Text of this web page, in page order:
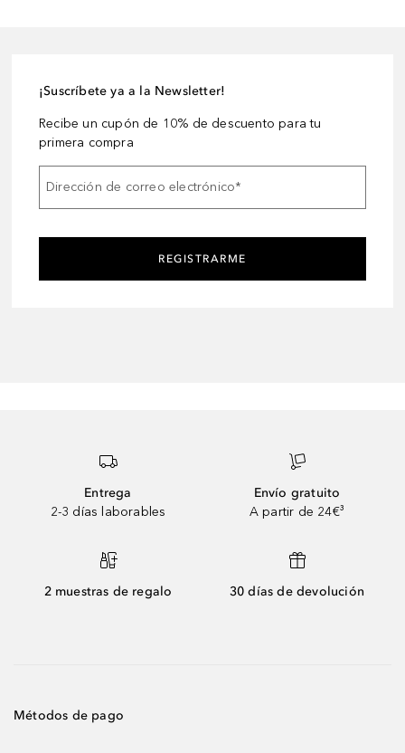
¡Suscríbete ya a la Newsletter!
Recibe un cupón de 10% de descuento para tu
primera compra
Dirección de correo electrónico*
REGISTRARME
Entrega
2-3 días laborables
Envío gratuito
A partir de 24€³
2 muestras de regalo 30 días de devolución
Métodos de pago